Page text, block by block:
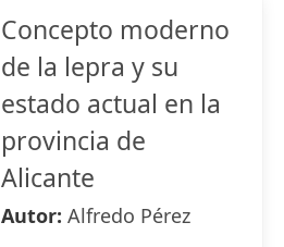
Concepto moderno
de la lepra y su
estado actual en la
provincia de
Alicante
Autor: Alfredo Pérez